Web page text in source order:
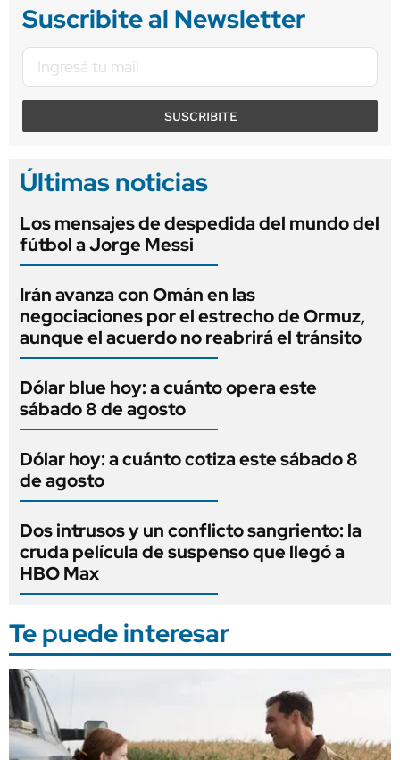
Suscribite al Newsletter
SUSCRIBITE
Últimas noticias
Los mensajes de despedida del mundo del
fútbol a Jorge Messi
Irán avanza con Omán en las
negociaciones por el estrecho de Ormuz,
aunque el acuerdo no reabrirá el tránsito
Dólar blue hoy: a cuánto opera este
sábado 8 de agosto
Dólar hoy: a cuánto cotiza este sábado 8
de agosto
Dos intrusos y un conflicto sangriento: la
cruda película de suspenso que llegó a
HBO Max
Te puede interesar